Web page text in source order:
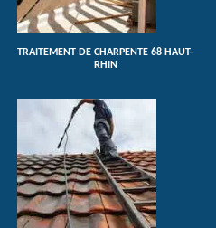
TRAITEMENT DE CHARPENTE 68 HAUT-
RHIN